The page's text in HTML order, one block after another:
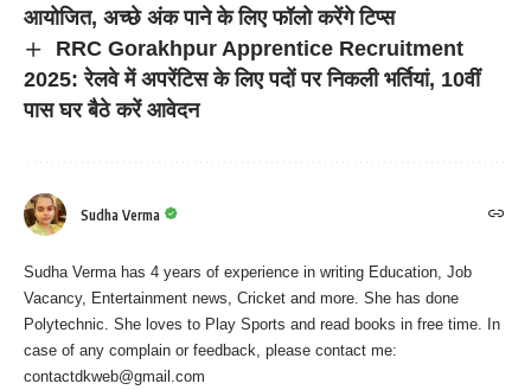
आयोजित, अच्छे अंक पाने के लिए फॉलो करेंगे टिप्स
RRC Gorakhpur Apprentice Recruitment
2025: रेलवे में अपरेंटिस के लिए पदों पर निकली भर्तियां, 10वीं
पास घर बैठे करें आवेदन
Sudha Verma
Sudha Verma has 4 years of experience in writing Education, Job
Vacancy, Entertainment news, Cricket and more. She has done
Polytechnic. She loves to Play Sports and read books in free time. In
case of any complain or feedback, please contact me:
contactdkweb@gmail.com